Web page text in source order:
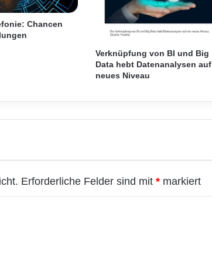
l
t
s
e
n
m
Chancen
Verknüpfung von BI und Big
Data hebt Datenanalysen auf
neues Niveau
Erforderliche Felder sind mit * markiert